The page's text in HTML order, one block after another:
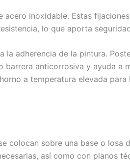
inoxidable. Estas
lo que aporta
adherencia de la pintura.
anticorrosiva y ayuda a
a temperatura elevada
colocan sobre una base o losa
así como con planos